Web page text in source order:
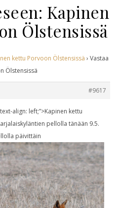
Kapinen
Ölstensissä
kettu Porvoon Ölstensissä › Vastaa
Ölstensissä
#9617
align: left;”>Kapinen kettu
pellolla tänään 9.5.
päivittäin